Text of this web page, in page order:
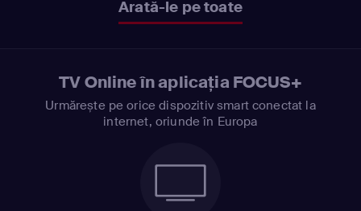
Arată-le pe toate
TV Online în aplicația FOCUS+
Urmărește pe orice dispozitiv smart conectat la
internet, oriunde în Europa